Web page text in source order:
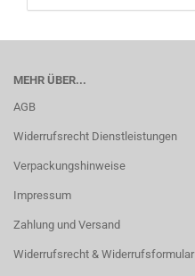
MEHR ÜBER...
AGB
Widerrufsrecht Dienstleistungen
Verpackungshinweise
Impressum
Zahlung und Versand
Widerrufsrecht & Widerrufsformular